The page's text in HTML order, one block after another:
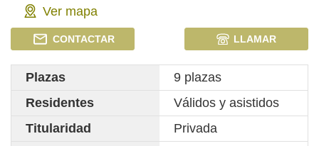
Ver mapa
CONTACTAR LLAMAR
Plazas
9 plazas
Residentes
Válidos y asistidos
Titularidad
Privada